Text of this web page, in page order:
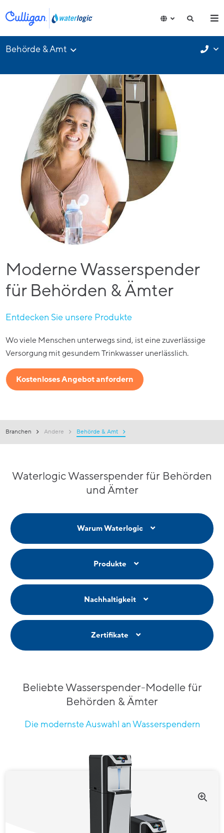
Behörde & Amt
Moderne Wasserspender
für Behörden & Ämter
Entdecken Sie unsere Produkte
Wo viele Menschen unterwegs sind, ist eine zuverlässige
Versorgung mit gesundem Trinkwasser unerlässlich.
Kostenloses Angebot anfordern
Branchen Andere Behörde & Amt
Waterlogic Wasserspender für Behörden
und Ämter
Warum Waterlogic
Produkte
Nachhaltigkeit
Zertifikate
Beliebte Wasserspender-Modelle für
Behörden & Ämter
Die modernste Auswahl an Wasserspendern